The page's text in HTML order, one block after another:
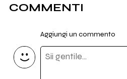
COMMENTI
Aggiungi un commento